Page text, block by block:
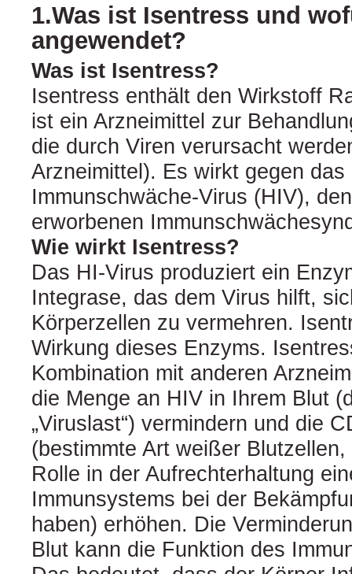
1.Was ist Isentress und
angewendet?
Was ist Isentress?
Isentress enthält den Wirkstoff
ist ein Arzneimittel zur
die durch Viren verursacht
Arzneimittel). Es wirkt gegen das
Immunschwäche-Virus (HIV),
erworbenen
Wie wirkt Isentress?
Das HI-Virus produziert ein
Integrase, das dem Virus hilft,
Körperzellen zu vermehren.
Wirkung dieses Enzyms.
Kombination mit anderen
die Menge an HIV in Ihrem Blut
„Viruslast“) vermindern und die
(bestimmte Art weißer
Rolle in der Aufrechterhaltung
Immunsystems bei der
haben) erhöhen. Die
Blut kann die Funktion des